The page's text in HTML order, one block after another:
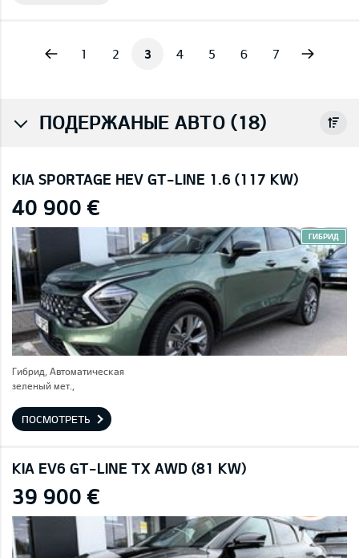
1 2 3 4 5 6 7
ПОДЕРЖАНЫЕ АВТО (18)
KIA SPORTAGE HEV GT-LINE 1.6 (117 KW)
40 900 €
ГИБРИД
Гибрид, Автоматическая
зеленый мет.,
ПОСМОТРЕТЬ
KIA EV6 GT-LINE TX AWD (81 KW)
39 900 €